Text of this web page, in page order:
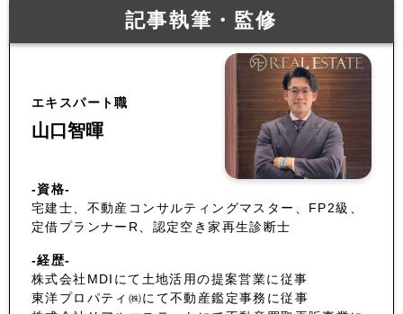
記事執筆・監修
エキスパート職
山口智暉
-資格-
宅建士、不動産コンサルティングマスター、FP2級、
定借プランナーR、認定空き家再生診断士
-経歴-
株式会社MDIにて土地活用の提案営業に従事
東洋プロパティ㈱にて不動産鑑定事務に従事